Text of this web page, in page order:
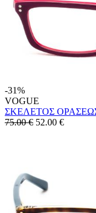
-31%
VOGUE
ΣΚΕΛΕΤΟΣ ΟΡΑΣΕΩΣ
75.00 € 52.00 €